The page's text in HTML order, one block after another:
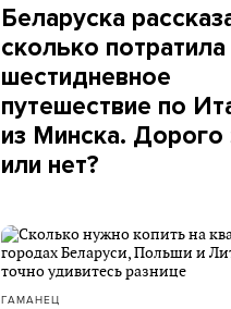
Беларуска
сколько потратила
шестидневное
путешествие по
из Минска. Дорого
или нет?
ГАМАНЕЦ